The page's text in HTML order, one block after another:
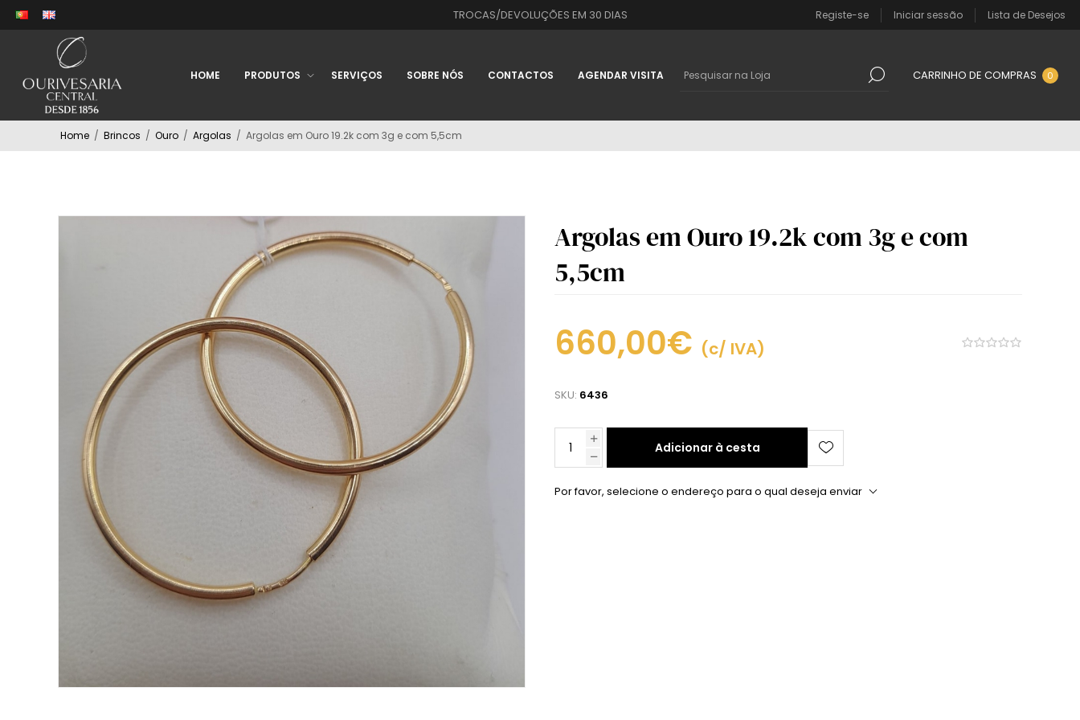
TROCAS/DEVOLUÇÕES EM 30 DIAS Registe-se Iniciar sessão Lista de Desejos
HOME PRODUTOS SERVIÇOS SOBRE NÓS CONTACTOS AGENDAR VISITA CARRINHO DE COMPRAS 0
Home / Brincos / Ouro / Argolas / Argolas em Ouro 19.2k com 3g e com 5,5cm
Argolas em Ouro 19.2k com 3g e com
5,5cm
660,00€ (c/ IVA)
SKU: 6436
Adicionar à cesta
Por favor, selecione o endereço para o qual deseja enviar